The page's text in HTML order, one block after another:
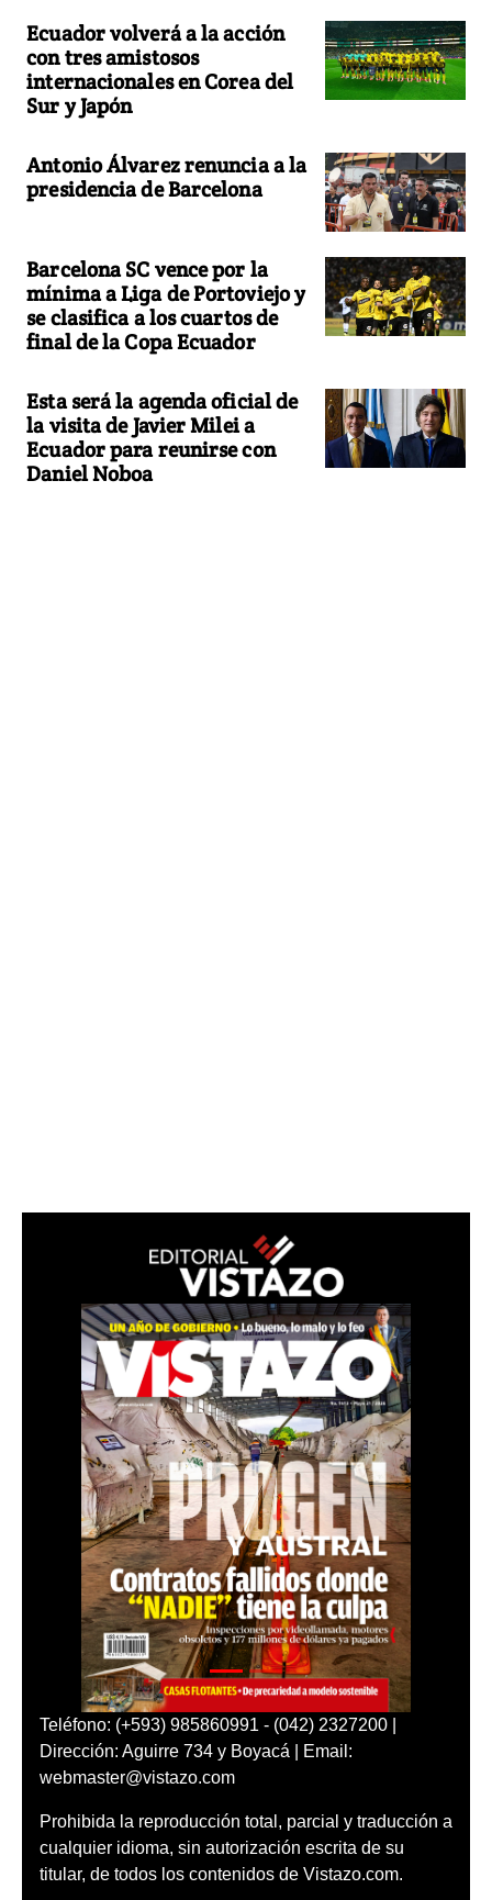
Ecuador volverá a la acción
con tres amistosos
internacionales en Corea del
Sur y Japón
Antonio Álvarez renuncia a la
presidencia de Barcelona
Barcelona SC vence por la
mínima a Liga de Portoviejo y
se clasifica a los cuartos de
final de la Copa Ecuador
Esta será la agenda oficial de
la visita de Javier Milei a
Ecuador para reunirse con
Daniel Noboa
Teléfono: (+593) 985860991 - (042) 2327200 |
Dirección: Aguirre 734 y Boyacá | Email:
webmaster@vistazo.com
Prohibida la reproducción total, parcial y traducción a
cualquier idioma, sin autorización escrita de su
titular, de todos los contenidos de Vistazo.com.